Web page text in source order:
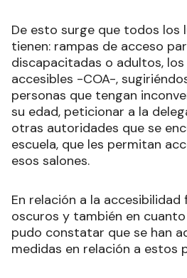
De esto surge que todos los
tienen: rampas de acceso
discapacitadas o adultos,
accesibles -COA-,
personas que tengan
su edad, peticionar a la
otras autoridades que se
escuela, que les permitan
esos salones.
En relación a la
oscuros y también en
pudo constatar que se han
medidas en relación a estos